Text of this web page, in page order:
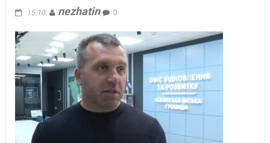
15.10. nezhatin 0